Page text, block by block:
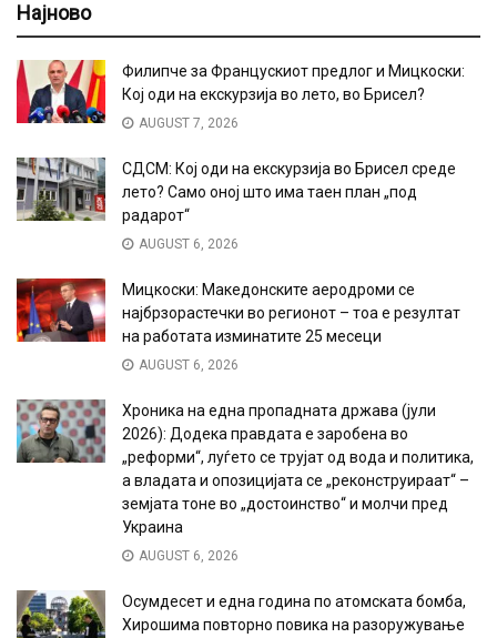
Најново
Филипче за Францускиот предлог и Мицкоски:
Кој оди на екскурзија во лето, во Брисел?
AUGUST 7, 2026
СДСМ: Кој оди на екскурзија во Брисел среде
лето? Само оној што има таен план „под
радарот“
AUGUST 6, 2026
Мицкоски: Македонските аеродроми се
најбрзорастечки во регионот – тоа е резултат
на работата изминатите 25 месеци
AUGUST 6, 2026
Хроника на една пропадната држава (јули
2026): Додека правдата е заробена во
„реформи“, луѓето се трујат од вода и политика,
а владата и опозицијата се „реконструираат“ –
земјата тоне во „достоинство“ и молчи пред
Украина
AUGUST 6, 2026
Осумдесет и една година по атомската бомба,
Хирошима повторно повика на разоружување